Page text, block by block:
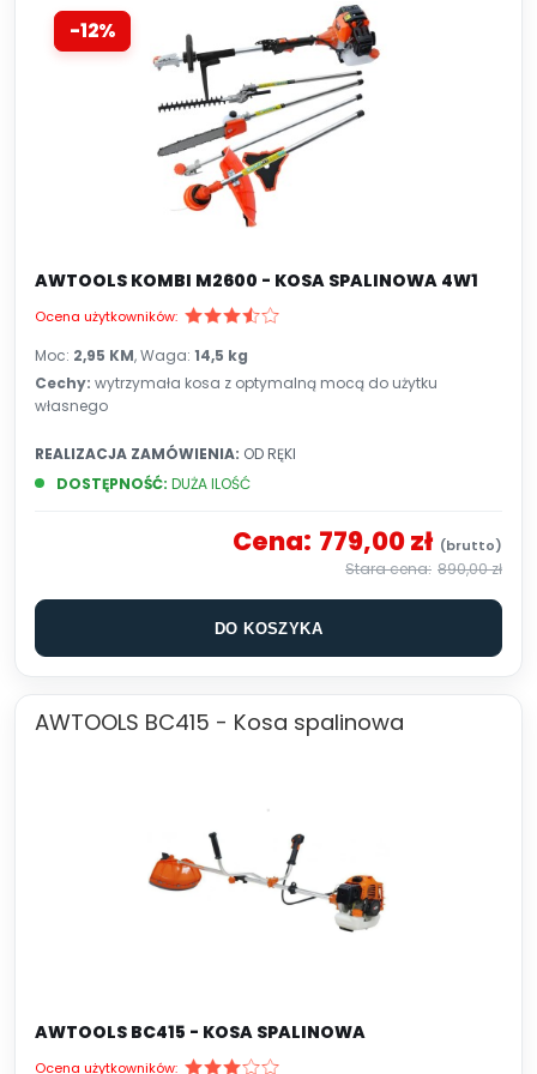
poradzi sobie z wysoką trawą, zaroślami czy
nawet drobnymi krzewami – kosa spalinowa
będzie najlepszym wyborem. Największą zaletą
kos spalinowych jest ichpełna niezależność od
źródła zasilania. Brak kabla pozwala swobodnie
pracować na dużych powierzchniach, w trudno
dostępnych miejscach i z dala od domu. Czym się
kierować podczas zakupu kosy spalinowej
-12%
AWTOOLS KOMBI M2600 - KOSA SPALINOWA 4W1
Ocena użytkowników:
Moc: 2,95 KM, Waga: 14,5 kg
Cechy: wytrzymała kosa z optymalną mocą do użytku
własnego
DOSTĘPNOŚĆ: DUŻA ILOŚĆ
REALIZACJA ZAMÓWIENIA: OD RĘKI
Cena: 779,00 zł
890,00 zł
DO KOSZYKA
AWTOOLS BC415 - Kosa spalinowa
AWTOOLS BC415 - KOSA SPALINOWA
Ocena użytkowników: